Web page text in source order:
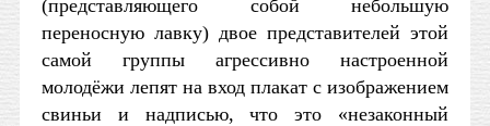
(представляющего собой небольшую
переносную лавку) двое представителей этой
самой группы агрессивно настроенной
молодёжи лепят на вход плакат с изображением
свиньи и надписью, что это «незаконный